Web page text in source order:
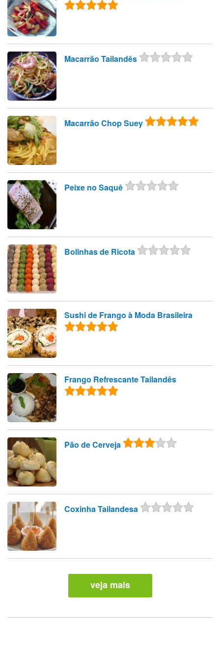
Macarrão Tailandês
Macarrão Chop Suey
Peixe no Saquê
Bolinhas de Ricota
Sushi de Frango à Moda Brasileira
Frango Refrescante Tailandês
Pão de Cerveja
Coxinha Tailandesa
veja mais